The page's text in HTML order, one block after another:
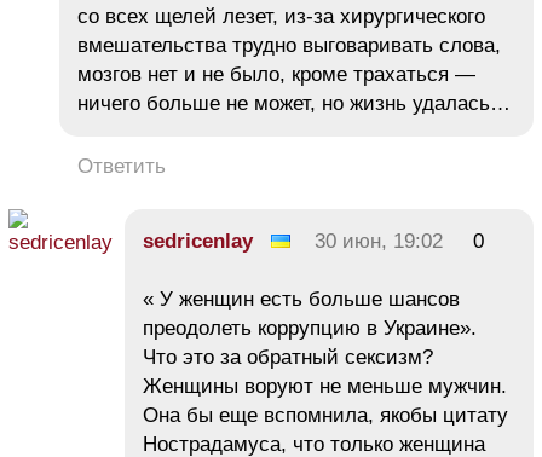
со всех щелей лезет, из-за хирургического
вмешательства трудно выговаривать слова,
мозгов нет и не было, кроме трахаться —
ничего больше не может, но жизнь удалась…
Ответить
sedricenlay 30 июн, 19:02 0
« У женщин есть больше шансов
преодолеть коррупцию в Украине».
Что это за обратный сексизм?
Женщины воруют не меньше мужчин.
Она бы еще вспомнила, якобы цитату
Нострадамуса, что только женщина